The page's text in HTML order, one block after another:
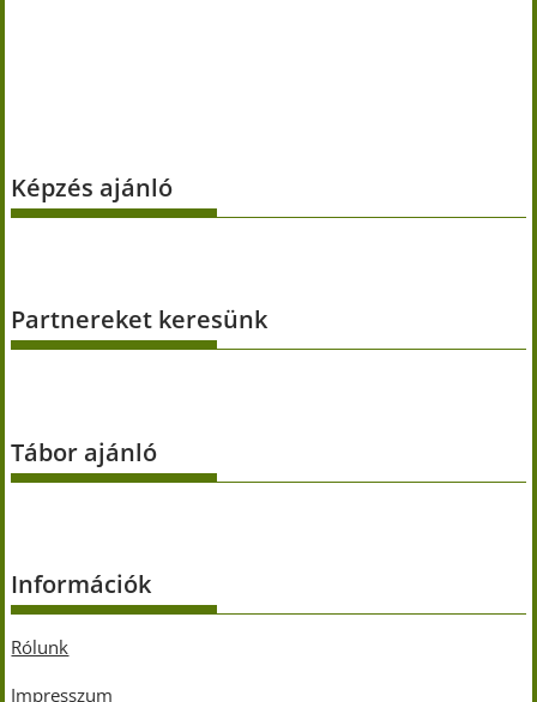
Képzés ajánló
Partnereket keresünk
Tábor ajánló
Információk
Rólunk
Impresszum